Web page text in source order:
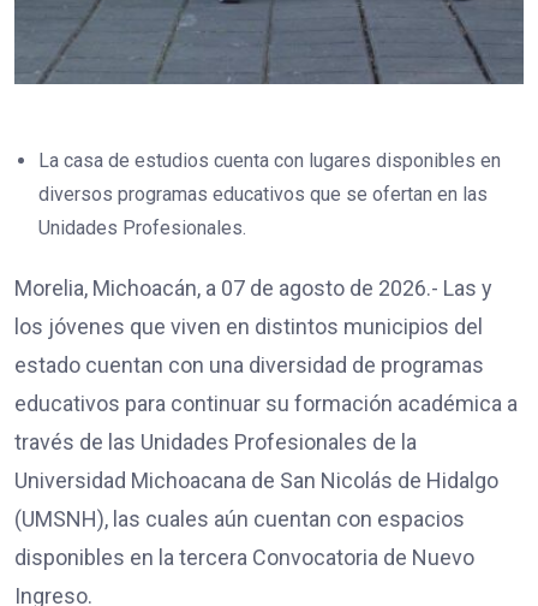
La casa de estudios cuenta con lugares disponibles en
diversos programas educativos que se ofertan en las
Unidades Profesionales.
Morelia, Michoacán, a 07 de agosto de 2026.- Las y
los jóvenes que viven en distintos municipios del
estado cuentan con una diversidad de programas
educativos para continuar su formación académica a
través de las Unidades Profesionales de la
Universidad Michoacana de San Nicolás de Hidalgo
(UMSNH), las cuales aún cuentan con espacios
disponibles en la tercera Convocatoria de Nuevo
Ingreso.